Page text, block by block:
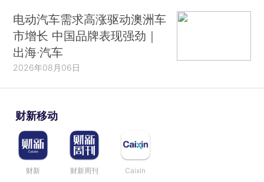
电动汽车需求高涨驱动澳洲车
市增长 中国品牌表现强劲｜
出海·汽车
2026年08月06日
财新移动
财新 财新周刊 Caixin